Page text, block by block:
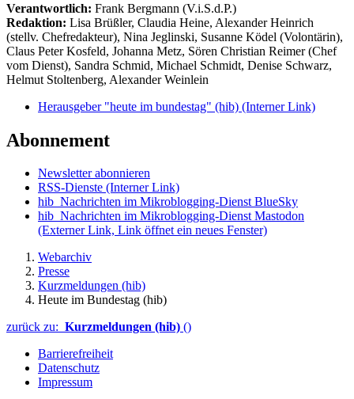
Verantwortlich: Frank Bergmann (V.i.S.d.P.)
Redaktion: Lisa Brüßler, Claudia Heine, Alexander Heinrich
(stellv. Chefredakteur), Nina Jeglinski, Susanne Ködel (Volontärin),
Claus Peter Kosfeld, Johanna Metz, Sören Christian Reimer (Chef
vom Dienst), Sandra Schmid, Michael Schmidt, Denise Schwarz,
Helmut Stoltenberg, Alexander Weinlein
Herausgeber "heute im bundestag" (hib) (Interner Link)
Abonnement
Newsletter abonnieren
RSS-Dienste (Interner Link)
hib_Nachrichten im Mikroblogging-Dienst BlueSky
hib_Nachrichten im Mikroblogging-Dienst Mastodon
(Externer Link, Link öffnet ein neues Fenster)
Webarchiv
Presse
Kurzmeldungen (hib)
Heute im Bundestag (hib)
zurück zu: Kurzmeldungen (hib) ()
Barrierefreiheit
Datenschutz
Impressum